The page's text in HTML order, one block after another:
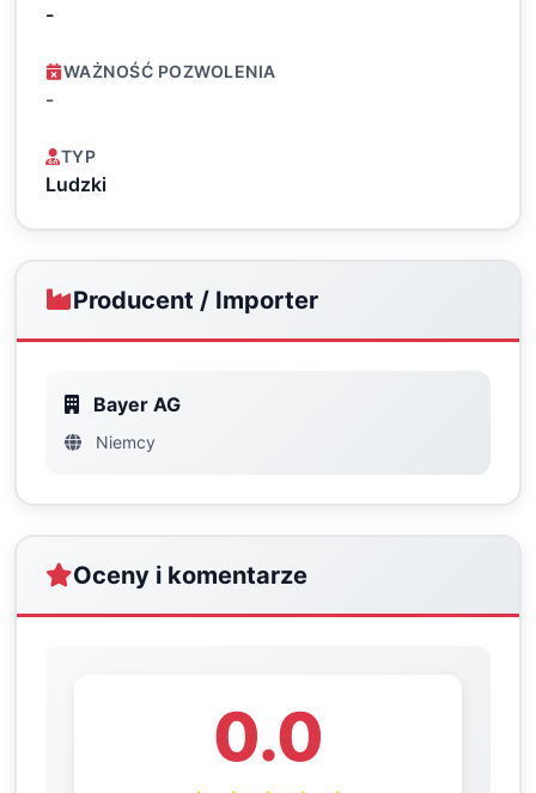
-
WAŻNOŚĆ POZWOLENIA
-
TYP
Ludzki
Producent / Importer
Bayer AG
Niemcy
Oceny i komentarze
0.0